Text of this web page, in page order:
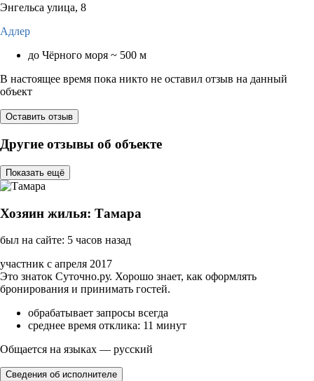
Энгельса улица, 8
Адлер
до Чёрного моря ~ 500 м
В настоящее время пока никто не оставил отзыв на данный
объект
Оставить отзыв
Другие отзывы об объекте
Показать ещё
Хозяин жилья: Тамара
был на сайте: 5 часов назад
участник с апреля 2017
Это знаток Суточно.ру. Хорошо знает, как оформлять
бронирования и принимать гостей.
обрабатывает запросы всегда
среднее время отклика: 11 минут
Общается на языках — русский
Сведения об исполнителе